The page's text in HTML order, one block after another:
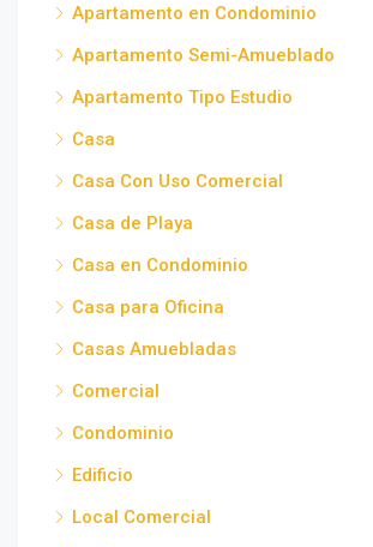
Apartamento en Condominio
Apartamento Semi-Amueblado
Apartamento Tipo Estudio
Casa
Casa Con Uso Comercial
Casa de Playa
Casa en Condominio
Casa para Oficina
Casas Amuebladas
Comercial
Condominio
Edificio
Local Comercial